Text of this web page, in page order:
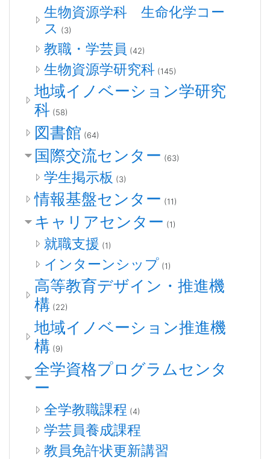
生物資源学科 生命化学コー
ス (3)
教職・学芸員 (42)
生物資源学研究科 (145)
地域イノベーション学研究
科 (58)
図書館 (64)
国際交流センター (63)
学生掲示板 (3)
情報基盤センター (11)
キャリアセンター (1)
就職支援 (1)
インターンシップ (1)
高等教育デザイン・推進機
構 (22)
地域イノベーション推進機
構 (9)
全学資格プログラムセンタ
ー
全学教職課程 (4)
学芸員養成課程
教員免許状更新講習